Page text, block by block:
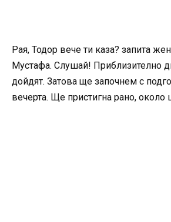
Рая, Тодор вече ти каза? запита
Мустафа. Слушай! Приблизително
дойдят. Затова ще започнем с
вечерта. Ще пристигна рано, около